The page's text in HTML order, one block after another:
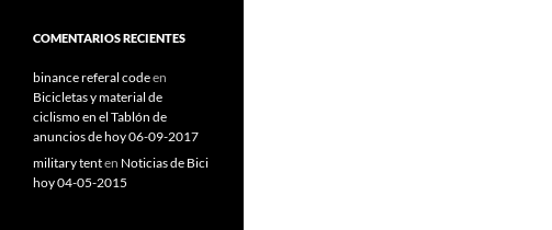
COMENTARIOS RECIENTES
binance referal codeen
Bicicletas y material de
ciclismo en el Tablón de
anuncios de hoy 06-09-2017
military tenten Noticias de Bici
hoy 04-05-2015